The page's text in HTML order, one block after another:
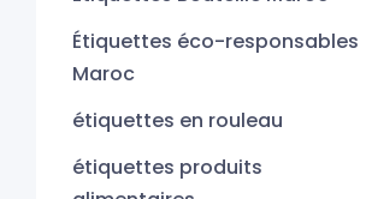
Étiquettes éco-responsables
Maroc
étiquettes en rouleau
étiquettes produits